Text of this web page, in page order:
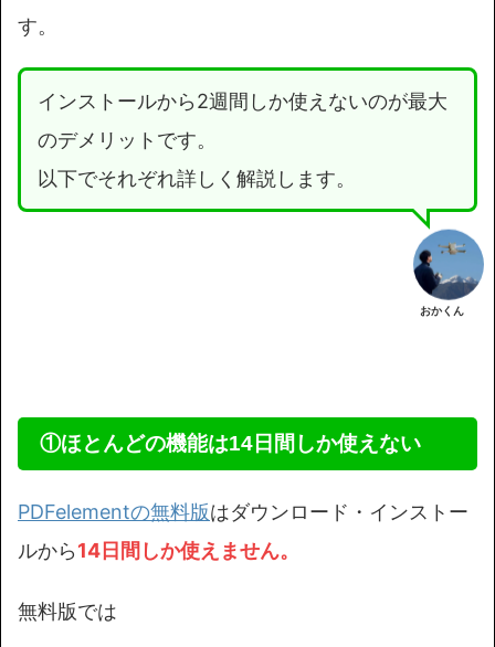
す。
インストールから2週間しか使えないのが最大
のデメリットです。
以下でそれぞれ詳しく解説します。
おかくん
①ほとんどの機能は14日間しか使えない
PDFelementの無料版はダウンロード・インストー
ルから14日間しか使えません。
無料版では